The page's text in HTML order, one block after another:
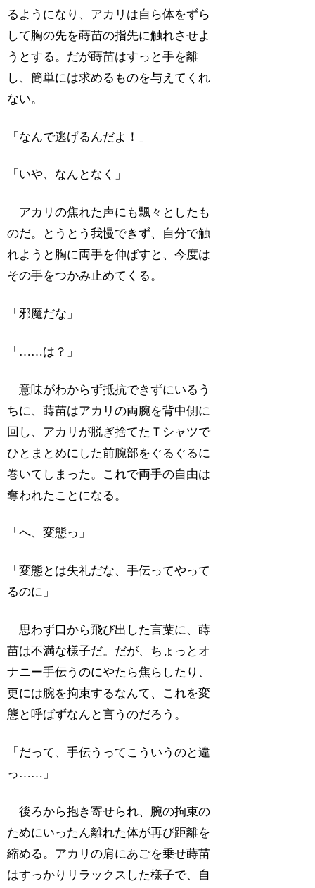
るようになり、アカリは自ら体をずら
して胸の先を蒔苗の指先に触れさせよ
うとする。だが蒔苗はすっと手を離
し、簡単には求めるものを与えてくれ
ない。
「なんで逃げるんだよ！」
「いや、なんとなく」
アカリの焦れた声にも飄々としたも
のだ。とうとう我慢できず、自分で触
れようと胸に両手を伸ばすと、今度は
その手をつかみ止めてくる。
「邪魔だな」
「……は？」
意味がわからず抵抗できずにいるう
ちに、蒔苗はアカリの両腕を背中側に
回し、アカリが脱ぎ捨てたＴシャツで
ひとまとめにした前腕部をぐるぐるに
巻いてしまった。これで両手の自由は
奪われたことになる。
「へ、変態っ」
「変態とは失礼だな、手伝ってやって
るのに」
思わず口から飛び出した言葉に、蒔
苗は不満な様子だ。だが、ちょっとオ
ナニー手伝うのにやたら焦らしたり、
更には腕を拘束するなんて、これを変
態と呼ばずなんと言うのだろう。
「だって、手伝うってこういうのと違
っ……」
後ろから抱き寄せられ、腕の拘束の
ためにいったん離れた体が再び距離を
縮める。アカリの肩にあごを乗せ蒔苗
はすっかりリラックスした様子で、自